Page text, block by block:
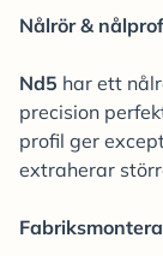
Nålrör &
Nd5 har ett
precision
profil ger
extraherar